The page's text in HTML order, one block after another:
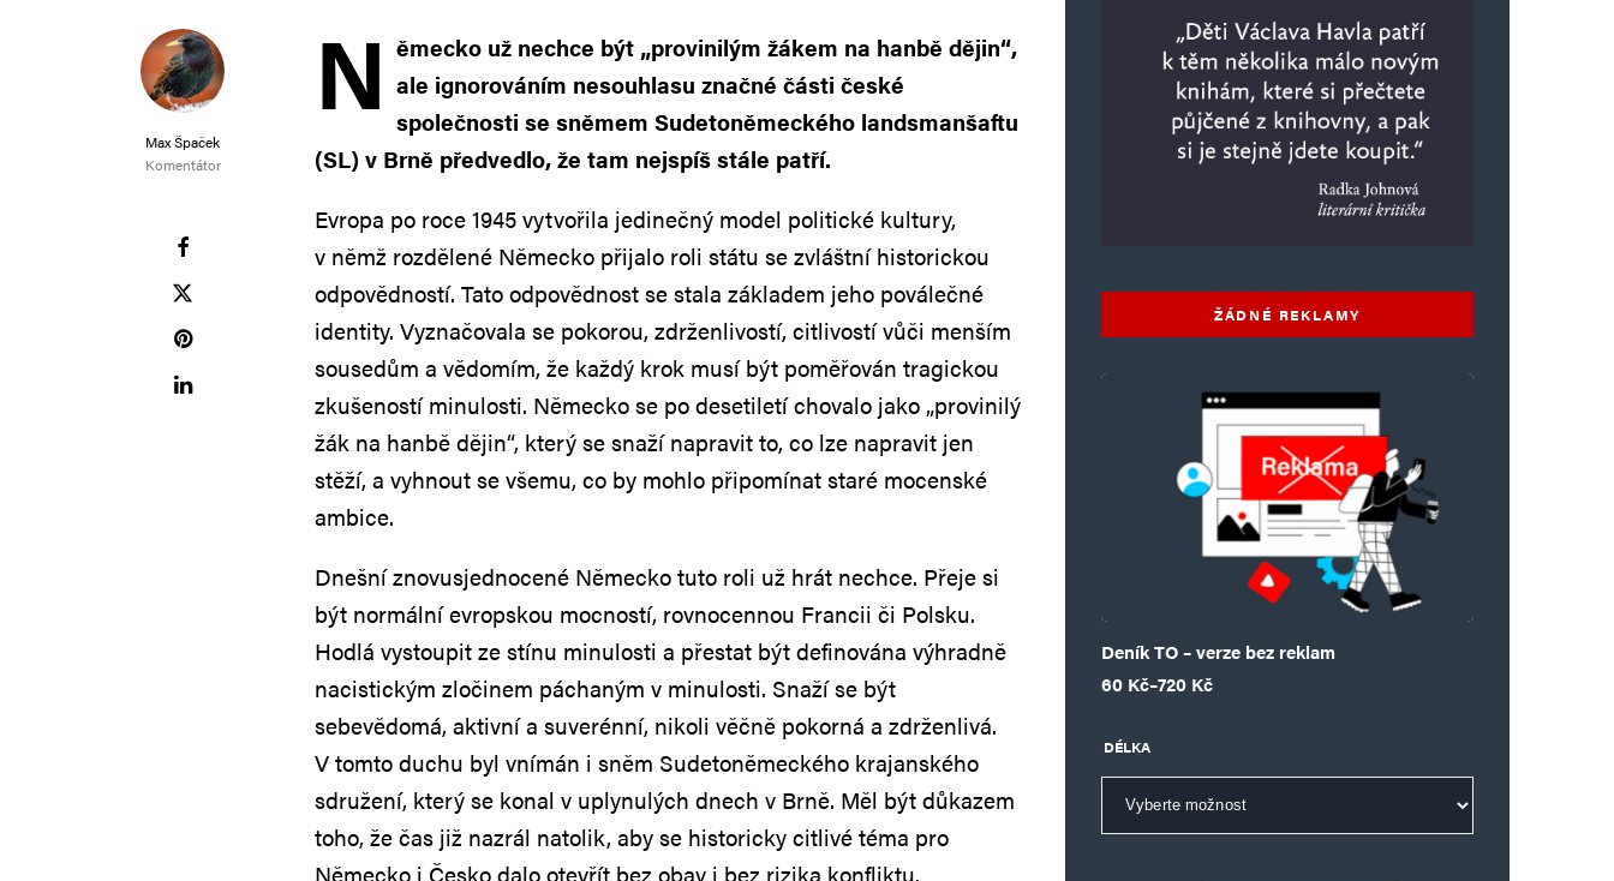
Max Špaček
Komentátor
N ěmecko už nechce být „provinilým žákem na hanbě dějin“,
ale ignorováním nesouhlasu značné části české
společnosti se sněmem Sudetoněmeckého landsmanšaftu
(SL) v Brně předvedlo, že tam nejspíš stále patří.
Evropa po roce 1945 vytvořila jedinečný model politické kultury,
v němž rozdělené Německo přijalo roli státu se zvláštní historickou
odpovědností. Tato odpovědnost se stala základem jeho poválečné
identity. Vyznačovala se pokorou, zdrženlivostí, citlivostí vůči menším
sousedům a vědomím, že každý krok musí být poměřován tragickou
zkušeností minulosti. Německo se po desetiletí chovalo jako „provinilý
žák na hanbě dějin“, který se snaží napravit to, co lze napravit jen
stěží, a vyhnout se všemu, co by mohlo připomínat staré mocenské
ambice.
Dnešní znovusjednocené Německo tuto roli už hrát nechce. Přeje si
být normální evropskou mocností, rovnocennou Francii či Polsku.
Hodlá vystoupit ze stínu minulosti a přestat být definována výhradně
nacistickým zločinem páchaným v minulosti. Snaží se být
sebevědomá, aktivní a suverénní, nikoli věčně pokorná a zdrženlivá.
V tomto duchu byl vnímán i sněm Sudetoněmeckého krajanského
sdružení, který se konal v uplynulých dnech v Brně. Měl být důkazem
toho, že čas již nazrál natolik, aby se historicky citlivé téma pro
ŽÁDNÉ REKLAMY
Deník TO – verze bez reklam
60 Kč–720 Kč
Rozpětí cen: 60 Kč až 720 Kč
DÉLKA